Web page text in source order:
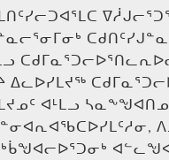
ᐃᓚᐅᓯᒪᔪᖅ
ᐊᒻᒪᓗ